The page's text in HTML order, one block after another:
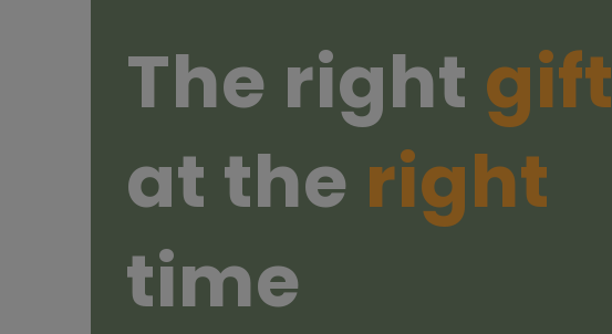
The right gift
at the right
time